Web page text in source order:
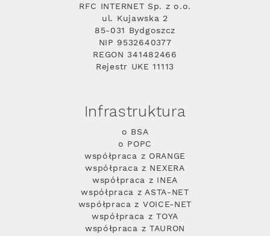
RFC INTERNET Sp. z o.o.
ul. Kujawska 2
85-031 Bydgoszcz
NIP 9532640377
REGON 341482466
Rejestr UKE 11113
Infrastruktura
o BSA
o POPC
współpraca z ORANGE
współpraca z NEXERA
współpraca z INEA
współpraca z ASTA-NET
współpraca z VOICE-NET
współpraca z TOYA
współpraca z TAURON